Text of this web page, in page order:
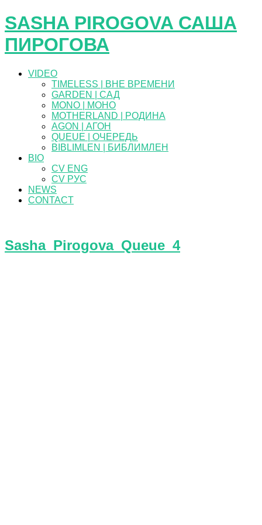
SASHA PIROGOVA САША
ПИРОГОВА
VIDEO
TIMELESS | ВНЕ ВРЕМЕНИ
GARDEN | САД
MONO | МОНО
MOTHERLAND | РОДИНА
AGON | АГОН
QUEUE | ОЧЕРЕДЬ
BIBLIMLEN | БИБЛИМЛЕН
BIO
CV ENG
CV РУС
NEWS
CONTACT
Sasha_Pirogova_Queue_4